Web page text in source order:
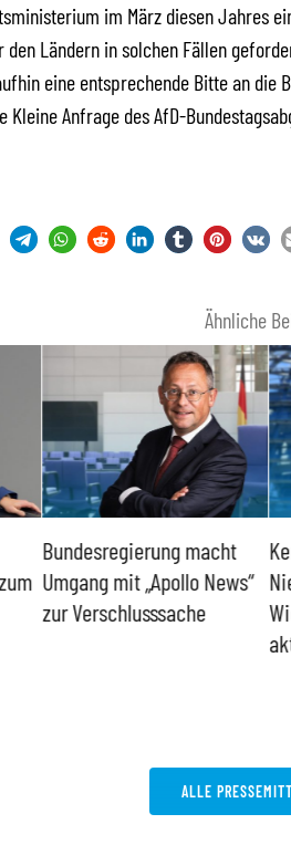
im März diesen Jahres
den Ländern in solchen Fällen
eine entsprechende Bitte an die
Kleine Anfrage des AfD-
Ähnliche
Bundesregierung macht
Umgang mit „Apollo News“
zur Verschlusssache
ALLE